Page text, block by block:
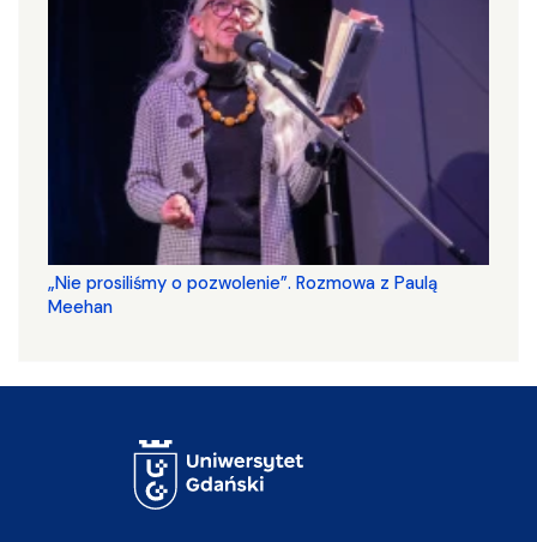
„Nie prosiliśmy o pozwolenie”. Rozmowa z Paulą
Meehan